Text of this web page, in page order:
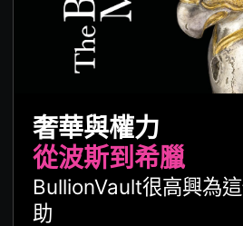
奢華與權力
從波斯到希臘
BullionVault很高興為
助